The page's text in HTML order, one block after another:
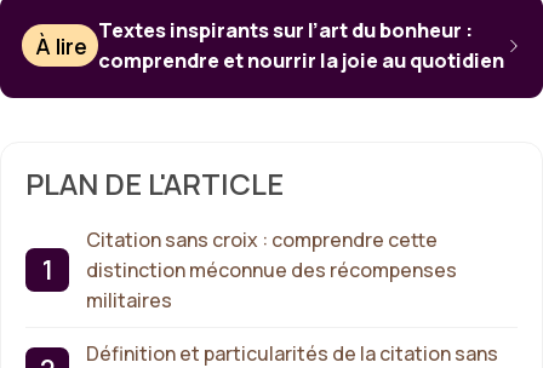
À lire
Textes inspirants sur l’art du bonheur :
comprendre et nourrir la joie au quotidien
PLAN DE L'ARTICLE
Citation sans croix : comprendre cette
distinction méconnue des récompenses
militaires
Définition et particularités de la citation sans